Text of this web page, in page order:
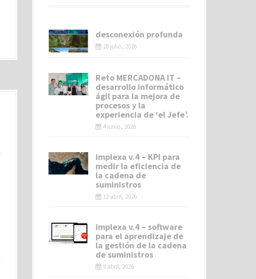
desconexión profunda
28 julio, 2026
Reto MERCADONA IT –
desarrollo informático
ágil para la mejora de
procesos y la
experiencia de ‘el Jefe’.
4 junio, 2026
implexa v.4 – KPI para
medir la eficiencia de
la cadena de
suministros
12 abril, 2026
implexa v.4 – software
para el aprendizaje de
la gestión de la cadena
de suministros
9 abril, 2026